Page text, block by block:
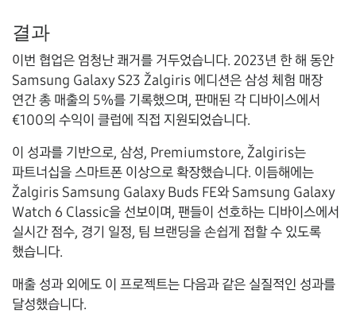
결과
이번 협업은 엄청난 쾌거를 거두었습니다. 2023년 한 해 동안
Samsung Galaxy S23 Žalgiris 에디션은 삼성 체험 매장
연간 총 매출의 5%를 기록했으며, 판매된 각 디바이스에서
€100의 수익이 클럽에 직접 지원되었습니다.
이 성과를 기반으로, 삼성, Premiumstore, Žalgiris는
파트너십을 스마트폰 이상으로 확장했습니다. 이듬해에는
Žalgiris Samsung Galaxy Buds FE와Samsung Galaxy
Watch 6 Classic을 선보이며, 팬들이 선호하는 디바이스에서
실시간 점수, 경기 일정, 팀 브랜딩을 손쉽게 접할 수 있도록
했습니다.
매출 성과 외에도 이 프로젝트는 다음과 같은 실질적인 성과를
달성했습니다.